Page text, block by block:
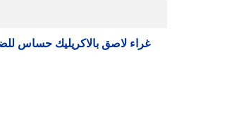
غراء لاصق بالاكريليك حساس